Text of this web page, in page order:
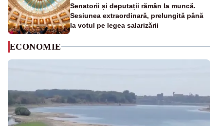
Senatorii și deputații rămân la muncă.
Sesiunea extraordinară, prelungită până
la votul pe legea salarizării
ECONOMIE